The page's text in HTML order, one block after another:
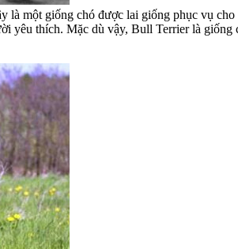
là một giống chó được lai giống phục vụ
yêu thích. Mặc dù vậy, Bull Terrier là